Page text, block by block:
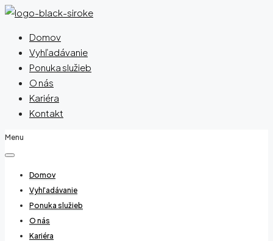
Domov
Vyhľadávanie
Ponuka služieb
O nás
Kariéra
Kontakt
Menu
Domov
Vyhľadávanie
Ponuka služieb
O nás
Kariéra